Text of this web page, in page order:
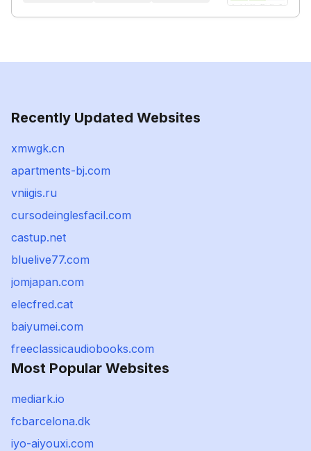
Recently Updated Websites
xmwgk.cn
apartments-bj.com
vniigis.ru
cursodeinglesfacil.com
castup.net
bluelive77.com
jomjapan.com
elecfred.cat
baiyumei.com
freeclassicaudiobooks.com
Most Popular Websites
mediark.io
fcbarcelona.dk
iyo-aiyouxi.com